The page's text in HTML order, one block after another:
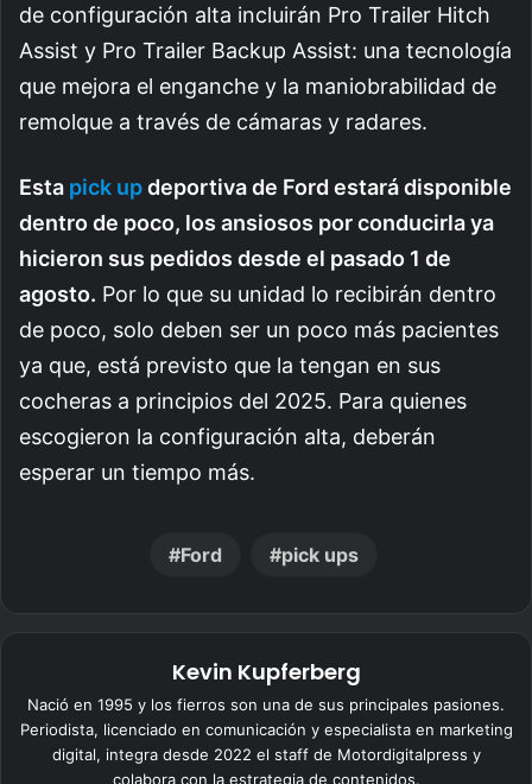
de configuración alta incluirán Pro Trailer Hitch
Assist y Pro Trailer Backup Assist: una tecnología
que mejora el enganche y la maniobrabilidad de
remolque a través de cámaras y radares.
Esta pick updeportiva de Ford estará disponible
dentro de poco, los ansiosos por conducirla ya
hicieron sus pedidos desde el pasado 1 de
agosto. Por lo que su unidad lo recibirán dentro
de poco, solo deben ser un poco más pacientes
ya que, está previsto que la tengan en sus
cocheras a principios del 2025. Para quienes
escogieron la configuración alta, deberán
esperar un tiempo más.
Ford pick ups
Kevin Kupferberg
Nació en 1995 y los fierros son una de sus principales pasiones.
Periodista, licenciado en comunicación y especialista en marketing
digital, integra desde 2022 el staff de Motordigitalpress y
colabora con la estrategia de contenidos.